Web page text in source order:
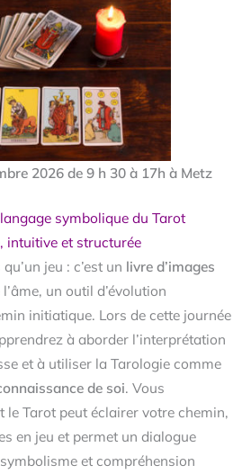
2026 de 9 h 30 à 17h à Metz
symbolique du Tarot
intuitive et structurée
jeu : c’est un livre d’images
un outil d’évolution
initiatique. Lors de cette journée
à aborder l’interprétation
et à utiliser la Tarologie comme
de soi. Vous
le Tarot peut éclairer votre chemin,
en jeu et permet un dialogue
et compréhension